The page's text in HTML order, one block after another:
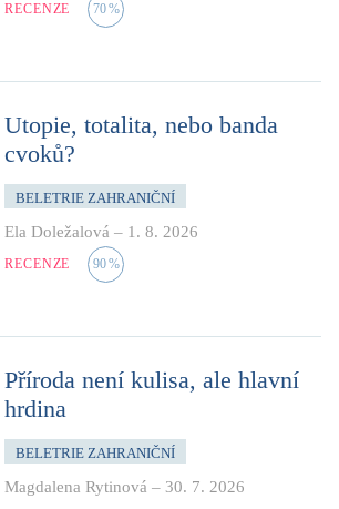
RECENZE 70%
Utopie, totalita, nebo banda
cvoků?
BELETRIE ZAHRANIČNÍ
Ela Doležalová – 1. 8. 2026
RECENZE 90%
Příroda není kulisa, ale hlavní
hrdina
BELETRIE ZAHRANIČNÍ
Magdalena Rytinová – 30. 7. 2026